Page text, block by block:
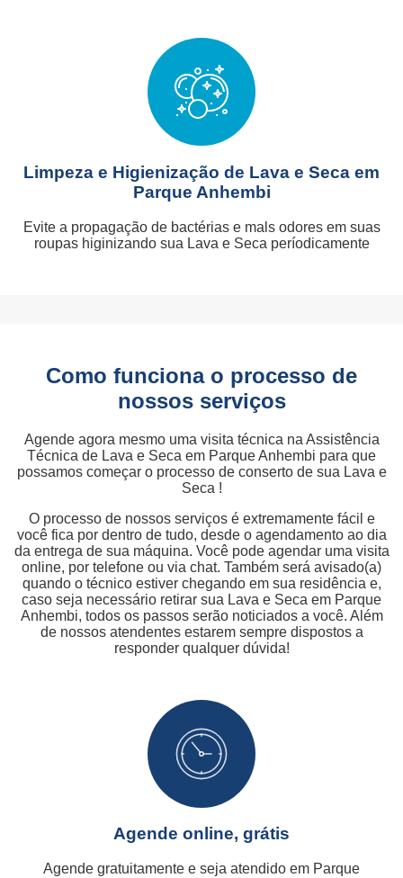
Limpeza e Higienização de Lava e Seca em
Parque Anhembi
Evite a propagação de bactérias e mals odores em suas
roupas higinizando sua Lava e Seca períodicamente
Como funciona o processo de
nossos serviços
Agende agora mesmo uma visita técnica na Assistência
Técnica de Lava e Seca em Parque Anhembi para que
possamos começar o processo de conserto de sua Lava e
Seca !
O processo de nossos serviços é extremamente fácil e
você fica por dentro de tudo, desde o agendamento ao dia
da entrega de sua máquina. Você pode agendar uma visita
online, por telefone ou via chat. Também será avisado(a)
quando o técnico estiver chegando em sua residência e,
caso seja necessário retirar sua Lava e Seca em Parque
Anhembi, todos os passos serão noticiados a você. Além
de nossos atendentes estarem sempre dispostos a
responder qualquer dúvida!
Agende online, grátis
Agende gratuitamente e seja atendido em Parque